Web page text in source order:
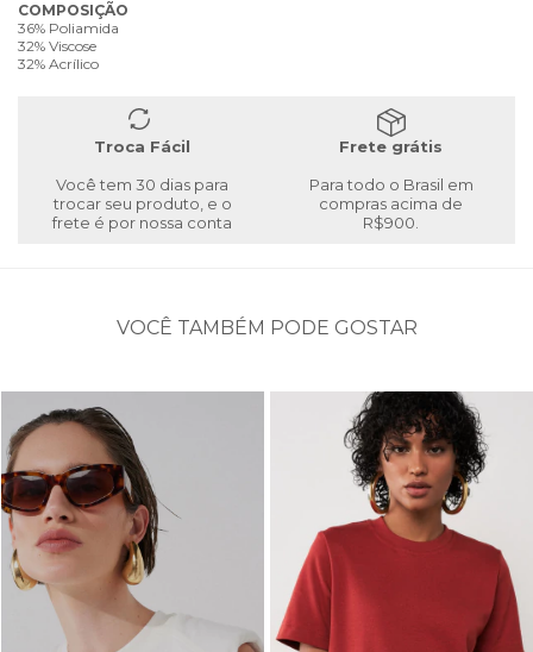
COMPOSIÇÃO
36% Poliamida
32% Viscose
32% Acrílico
Troca Fácil
Você tem 30 dias para
trocar seu produto, e o
frete é por nossa conta
Frete grátis
Para todo o Brasil em
compras acima de
R$900.
VOCÊ TAMBÉM PODE GOSTAR